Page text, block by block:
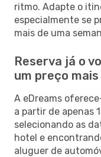
ritmo. Adapte o
especialmente se
mais de uma
Reserva já o
um preço mais
A eDreams
a partir de apenas
selecionando as
hotel e
aluguer de